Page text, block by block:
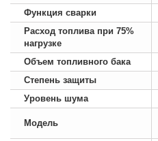
Функция сварки
Расход топлива при 75%
нагрузке
Объем топливного бака
Степень защиты
Уровень шума
Модель